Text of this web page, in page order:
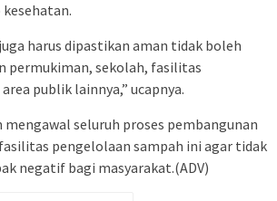
harus dipastikan aman tidak boleh
permukiman, sekolah, fasilitas
publik lainnya,” ucapnya.
seluruh proses pembangunan
pengelolaan sampah ini agar tidak
negatif bagi masyarakat.(ADV)